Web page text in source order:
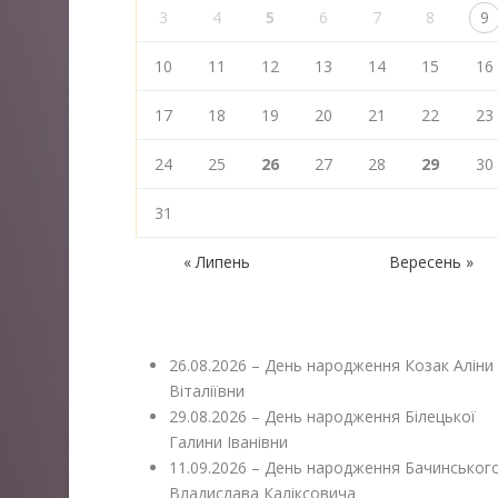
3 4 5 6 7 8 9
10 11 12 13 14 15 16
17 18 19 20 21 22 23
24 25 26 27 28 29 30
31
« Липень Вересень »
26.08.2026 – День народження Козак Аліни
Віталіївни
29.08.2026 – День народження Білецької
Галини Іванівни
11.09.2026 – День народження
Владислава Каліксовича